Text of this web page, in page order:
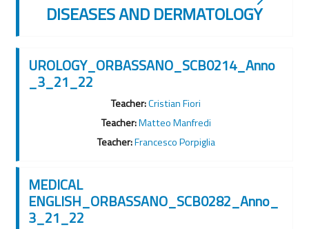
DISEASES AND DERMATOLOGY
UROLOGY_ORBASSANO_SCB0214_Anno
_3_21_22
Teacher:Cristian Fiori
Teacher:Matteo Manfredi
Teacher:Francesco Porpiglia
MEDICAL
ENGLISH_ORBASSANO_SCB0282_Anno_
3_21_22